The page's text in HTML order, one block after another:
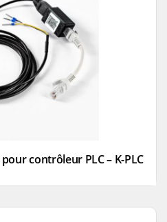
contrôleur PLC – K-PLC